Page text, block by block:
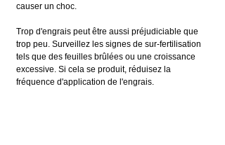
causer un choc.
Trop d'engrais peut être aussi préjudiciable que
trop peu. Surveillez les signes de sur-fertilisation
tels que des feuilles brûlées ou une croissance
excessive. Si cela se produit, réduisez la
fréquence d'application de l'engrais.